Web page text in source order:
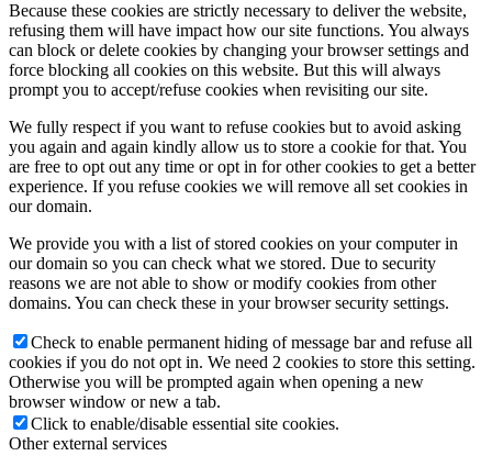
Because these cookies are strictly necessary to deliver the website,
refusing them will have impact how our site functions. You always
can block or delete cookies by changing your browser settings and
force blocking all cookies on this website. But this will always
prompt you to accept/refuse cookies when revisiting our site.
We fully respect if you want to refuse cookies but to avoid asking
you again and again kindly allow us to store a cookie for that. You
are free to opt out any time or opt in for other cookies to get a better
experience. If you refuse cookies we will remove all set cookies in
our domain.
We provide you with a list of stored cookies on your computer in
our domain so you can check what we stored. Due to security
reasons we are not able to show or modify cookies from other
domains. You can check these in your browser security settings.
Check to enable permanent hiding of message bar and refuse all
cookies if you do not opt in. We need 2 cookies to store this setting.
Otherwise you will be prompted again when opening a new
browser window or new a tab.
Click to enable/disable essential site cookies.
Other external services